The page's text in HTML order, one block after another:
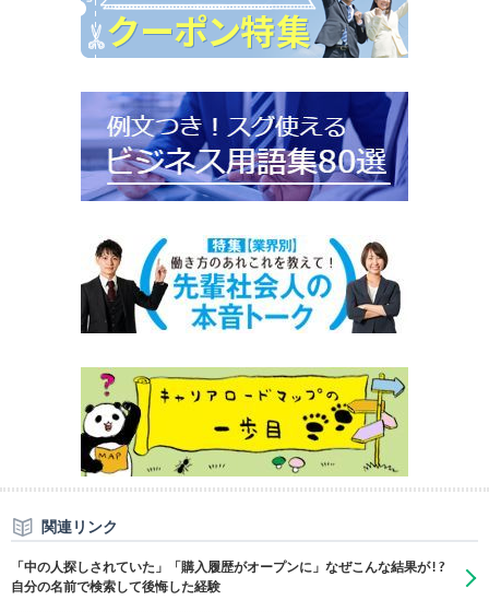
関連リンク
「中の人探しされていた」「購入履歴がオープンに」なぜこんな結果が!?
自分の名前で検索して後悔した経験